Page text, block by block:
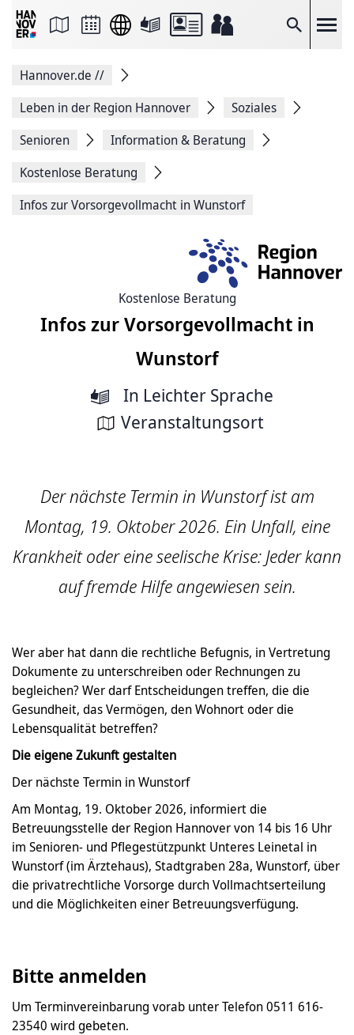
Suche
Seite
Facebook
teilen
Seitenlink
Seite
Hannover.de //
Leben in der Region Hannover
Soziales
Senioren
Information & Beratung
Kostenlose Beratung
Infos zur Vorsorgevollmacht in Wunstorf
Kostenlose Beratung
Infos zur Vorsorgevollmacht in
Wunstorf
In Leichter Sprache
Veranstaltungsort
Der nächste Termin in Wunstorf ist am
Montag, 19. Oktober 2026. Ein Unfall, eine
Krankheit oder eine seelische Krise: Jeder kann
auf fremde Hilfe angewiesen sein.
Wer aber hat dann die rechtliche Befugnis, in Vertretung
Dokumente zu unterschreiben oder Rechnungen zu
begleichen? Wer darf Entscheidungen treffen, die die
Gesundheit, das Vermögen, den Wohnort oder die
Lebensqualität betreffen?
Die eigene Zukunft gestalten
Der nächste Termin in Wunstorf
Am Montag, 19. Oktober 2026, informiert die
Betreuungsstelle der Region Hannover von 14 bis 16 Uhr
im Senioren- und Pflegestützpunkt Unteres Leinetal in
Wunstorf (im Ärztehaus), Stadtgraben 28a, Wunstorf, über
die privatrechtliche Vorsorge durch Vollmachtserteilung
und die Möglichkeiten einer Betreuungsverfügung.
Bitte anmelden
Um Terminvereinbarung vorab unter Telefon 0511 616-
23540 wird gebeten.